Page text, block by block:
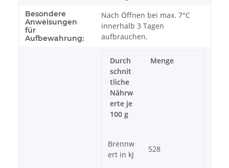
Besondere
Anweisungen
für
Aufbewahrung:
Nach Öffnen bei max. 7°C
innerhalb 3 Tagen
aufbrauchen.
Durch
schnit
tliche
Nährw
erte je
100 g
Menge
Brennw
ert in kJ
528